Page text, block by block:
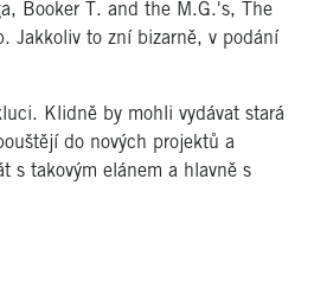
Booker T. and the M.G.'s, The
Jakkoliv to zní bizarně, v podání
Klidně by mohli vydávat stará
do nových projektů a
s takovým elánem a hlavně s